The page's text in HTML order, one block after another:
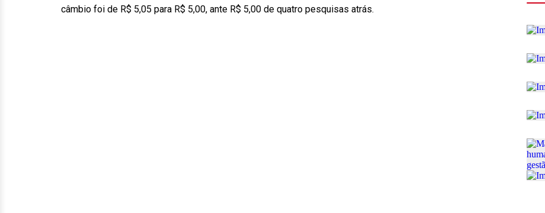
câmbio foi de R$ 5,05 para R$ 5,00, ante R$ 5,00 de quatro pesquisas atrás.